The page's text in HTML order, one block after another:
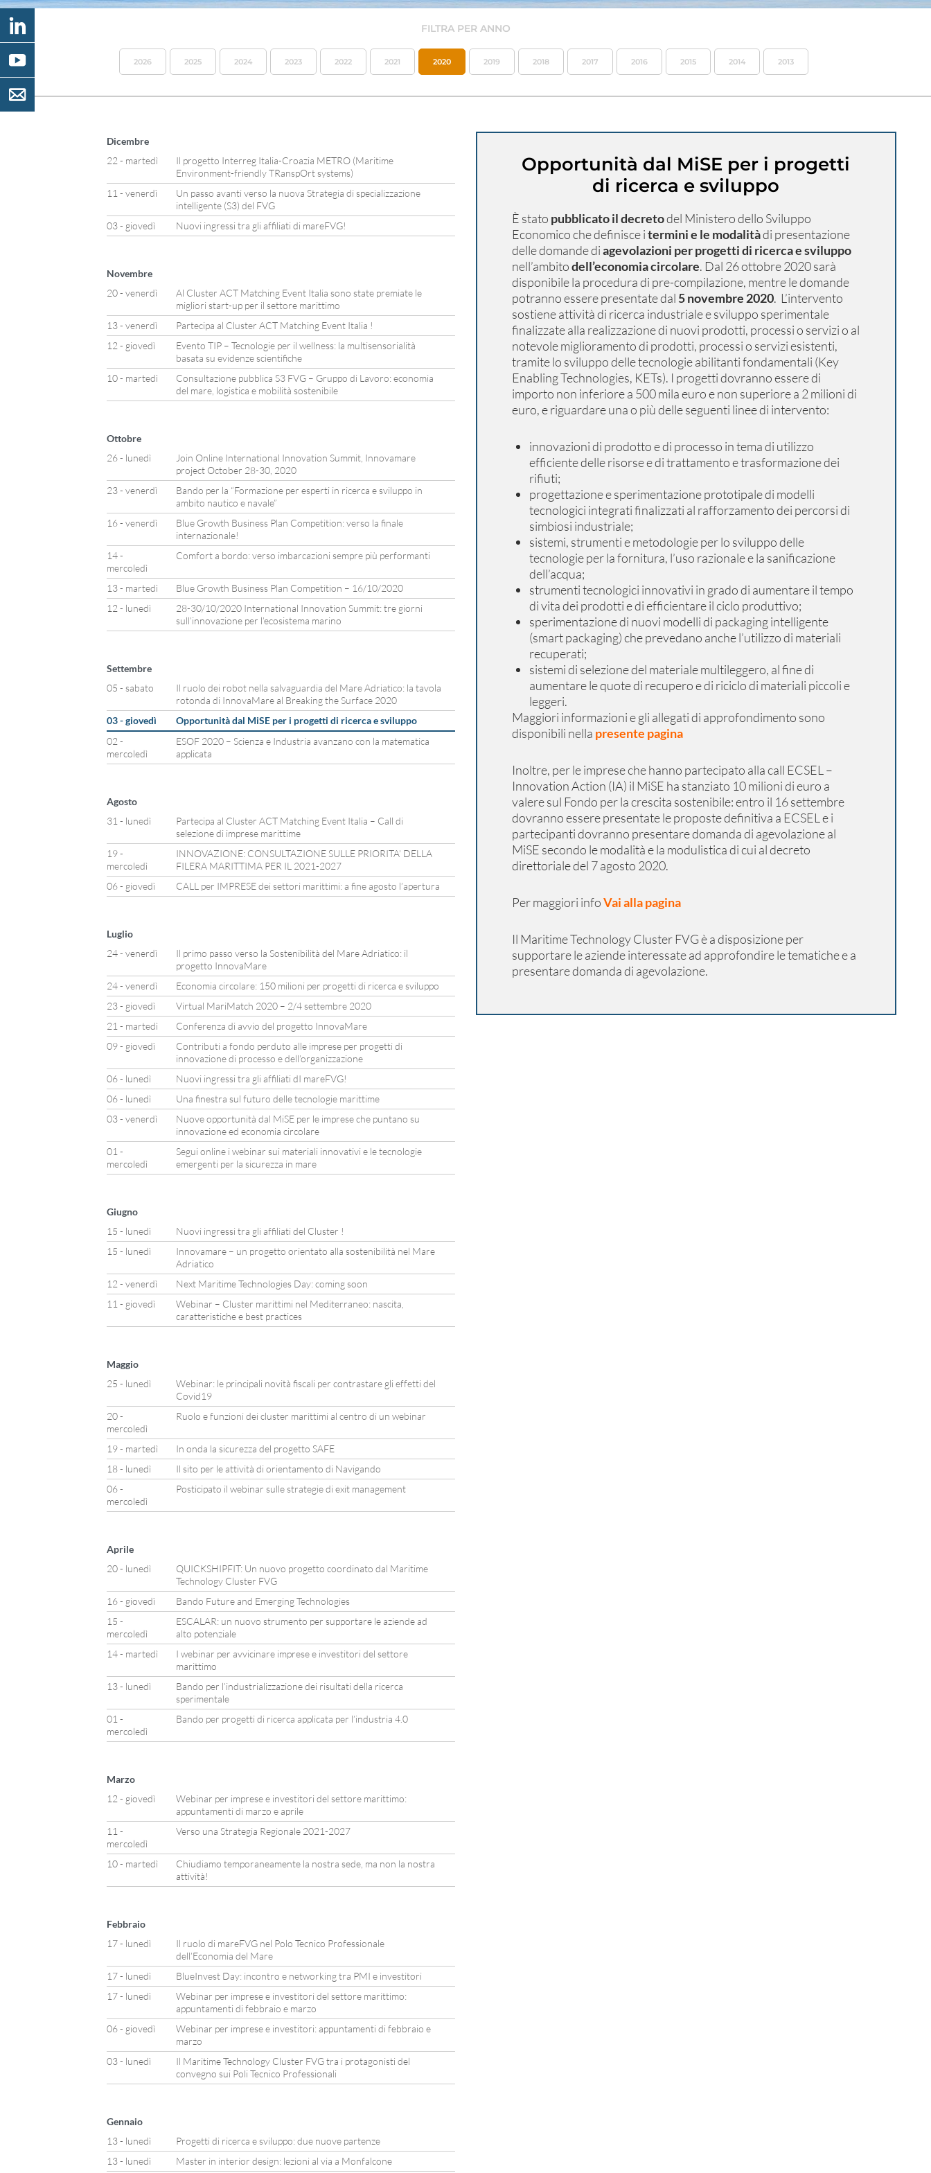
FILTRA PER ANNO
2026 2025 2024 2023 2022 2021 2020 2019 2018 2017 2016 2015 2014 2013
Dicembre
22 - martedì
Il progetto Interreg Italia-Croazia METRO (Maritime
Environment-friendly TRanspOrt systems)
11 - venerdì
Un passo avanti verso la nuova Strategia di specializzazione
intelligente (S3) del FVG
03 - giovedì
Nuovi ingressi tra gli affiliati di mareFVG!
Novembre
20 - venerdì
Al Cluster ACT Matching Event Italia sono state premiate le
migliori start-up per il settore marittimo
13 - venerdì
Partecipa al Cluster ACT Matching Event Italia !
12 - giovedì
Evento TIP – Tecnologie per il wellness: la multisensorialità
basata su evidenze scientifiche
10 - martedì
Consultazione pubblica S3 FVG – Gruppo di Lavoro: economia
del mare, logistica e mobilità sostenibile
Ottobre
26 - lunedì
Join Online International Innovation Summit, Innovamare
project October 28-30, 2020
23 - venerdì
Bando per la “Formazione per esperti in ricerca e sviluppo in
ambito nautico e navale”
16 - venerdì
Blue Growth Business Plan Competition: verso la finale
internazionale!
14 -
mercoledì
Comfort a bordo: verso imbarcazioni sempre più performanti
13 - martedì
Blue Growth Business Plan Competition – 16/10/2020
12 - lunedì
28-30/10/2020 International Innovation Summit: tre giorni
sull’innovazione per l’ecosistema marino
Settembre
05 - sabato
Il ruolo dei robot nella salvaguardia del Mare Adriatico: la tavola
rotonda di InnovaMare al Breaking the Surface 2020
03 - giovedì
Opportunità dal MiSE per i progetti di ricerca e sviluppo
02 -
mercoledì
ESOF 2020 – Scienza e Industria avanzano con la matematica
applicata
Agosto
31 - lunedì
Partecipa al Cluster ACT Matching Event Italia – Call di
selezione di imprese marittime
19 -
mercoledì
INNOVAZIONE: CONSULTAZIONE SULLE PRIORITA’ DELLA
FILERA MARITTIMA PER IL 2021-2027
06 - giovedì
CALL per IMPRESE dei settori marittimi: a fine agosto l’apertura
Luglio
24 - venerdì
Il primo passo verso la Sostenibilità del Mare Adriatico: il
progetto InnovaMare
24 - venerdì
Economia circolare: 150 milioni per progetti di ricerca e sviluppo
23 - giovedì
Virtual MariMatch 2020 – 2/4 settembre 2020
21 - martedì
Conferenza di avvio del progetto InnovaMare
09 - giovedì
Contributi a fondo perduto alle imprese per progetti di
innovazione di processo e dell’organizzazione
06 - lunedì
Nuovi ingressi tra gli affiliati dI mareFVG!
06 - lunedì
Una finestra sul futuro delle tecnologie marittime
03 - venerdì
Nuove opportunità dal MiSE per le imprese che puntano su
innovazione ed economia circolare
01 -
mercoledì
Segui online i webinar sui materiali innovativi e le tecnologie
emergenti per la sicurezza in mare
Giugno
15 - lunedì
Nuovi ingressi tra gli affiliati del Cluster !
15 - lunedì
Innovamare – un progetto orientato alla sostenibilità nel Mare
Adriatico
12 - venerdì
Next Maritime Technologies Day: coming soon
11 - giovedì
Webinar – Cluster marittimi nel Mediterraneo: nascita,
caratteristiche e best practices
Maggio
25 - lunedì
Webinar: le principali novità fiscali per contrastare gli effetti del
Covid19
20 -
mercoledì
Ruolo e funzioni dei cluster marittimi al centro di un webinar
19 - martedì
In onda la sicurezza del progetto SAFE
18 - lunedì
Il sito per le attività di orientamento di Navigando
06 -
mercoledì
Posticipato il webinar sulle strategie di exit management
Aprile
20 - lunedì
QUICKSHIPFIT: Un nuovo progetto coordinato dal Maritime
Technology Cluster FVG
16 - giovedì
Bando Future and Emerging Technologies
15 -
mercoledì
ESCALAR: un nuovo strumento per supportare le aziende ad
alto potenziale
14 - martedì
I webinar per avvicinare imprese e investitori del settore
marittimo
13 - lunedì
Bando per l’industrializzazione dei risultati della ricerca
sperimentale
01 -
mercoledì
Bando per progetti di ricerca applicata per l’industria 4.0
Marzo
12 - giovedì
Webinar per imprese e investitori del settore marittimo:
appuntamenti di marzo e aprile
11 -
mercoledì
Verso una Strategia Regionale 2021-2027
10 - martedì
Chiudiamo temporaneamente la nostra sede, ma non la nostra
attività!
Febbraio
17 - lunedì
Il ruolo di mareFVG nel Polo Tecnico Professionale
dell’Economia del Mare
17 - lunedì
BlueInvest Day: incontro e networking tra PMI e investitori
17 - lunedì
Webinar per imprese e investitori del settore marittimo:
appuntamenti di febbraio e marzo
06 - giovedì
Webinar per imprese e investitori: appuntamenti di febbraio e
marzo
03 - lunedì
Il Maritime Technology Cluster FVG tra i protagonisti del
convegno sui Poli Tecnico Professionali
Gennaio
13 - lunedì
Progetti di ricerca e sviluppo: due nuove partenze
13 - lunedì
Master in interior design: lezioni al via a Monfalcone
Opportunità dal MiSE per i progetti
di ricerca e sviluppo
È stato pubblicato il decretodel Ministero dello Sviluppo
Economico che definisce itermini e le modalitàdi presentazione
delle domande diagevolazioni per progetti di ricerca e sviluppo
nell’ambitodell’economia circolare. Dal 26 ottobre 2020 sarà
disponibile la procedura di pre-compilazione, mentre le domande
potranno essere presentate dal 5 novembre 2020. L’intervento
sostiene attività di ricerca industriale e sviluppo sperimentale
finalizzate alla realizzazione di nuovi prodotti, processi o servizi o al
notevole miglioramento di prodotti, processi o servizi esistenti,
tramite lo sviluppo delle tecnologie abilitanti fondamentali (Key
Enabling Technologies, KETs). I progetti dovranno essere di
importo non inferiore a 500 mila euro e non superiore a 2 milioni di
euro, e riguardare una o più delle seguenti linee di intervento:
innovazioni di prodotto e di processo in tema di utilizzo
efficiente delle risorse e di trattamento e trasformazione dei
rifiuti;
progettazione e sperimentazione prototipale di modelli
tecnologici integrati finalizzati al rafforzamento dei percorsi di
simbiosi industriale;
sistemi, strumenti e metodologie per lo sviluppo delle
tecnologie per la fornitura, l’uso razionale e la sanificazione
dell’acqua;
strumenti tecnologici innovativi in grado di aumentare il tempo
di vita dei prodotti e di efficientare il ciclo produttivo;
sperimentazione di nuovi modelli di packaging intelligente
(smart packaging) che prevedano anche l’utilizzo di materiali
recuperati;
sistemi di selezione del materiale multileggero, al fine di
aumentare le quote di recupero e di riciclo di materiali piccoli e
leggeri.
Maggiori informazioni e gli allegati di approfondimento sono
disponibili nella presente pagina
Inoltre, per le imprese che hanno partecipato alla call ECSEL –
Innovation Action (IA) il MiSE ha stanziato 10 milioni di euro a
valere sul Fondo per la crescita sostenibile: entro il 16 settembre
dovranno essere presentate le proposte definitiva a ECSEL e i
partecipanti dovranno presentare domanda di agevolazione al
MiSE secondo le modalità e la modulistica di cui al decreto
direttoriale del 7 agosto 2020.
Per maggiori infoVai alla pagina
Il Maritime Technology Cluster FVG è a disposizione per
supportare le aziende interessate ad approfondire le tematiche e a
presentare domanda di agevolazione.